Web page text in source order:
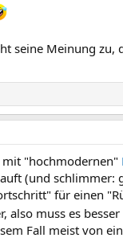
seine Meinung
mit "hochmodernen"
(und schlimmer:
für einen
also muss es besser
Fall meist von